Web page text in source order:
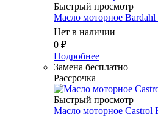
Быстрый просмотр
Масло мотоpное Bardahl
Нет в наличии
0 ₽
Подробнее
Замена бесплатно
Рассрочка
Быстрый просмотр
Масло мотоpное Castrol